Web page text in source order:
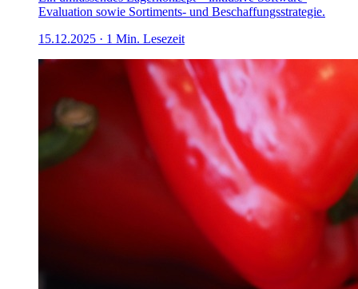
Evaluation sowie Sortiments- und Beschaffungsstrategie.
15.12.2025 · 1 Min. Lesezeit